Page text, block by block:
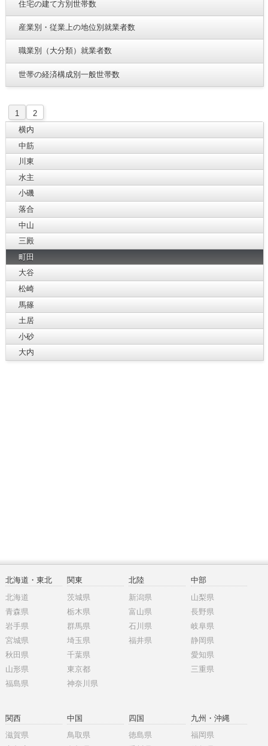
住宅の建て方別世帯数
産業別・従業上の地位別就業者数
職業別（大分類）就業者数
世帯の経済構成別一般世帯数
1
2
横内
中筋
川東
水主
小磯
落合
中山
三殿
町田
大谷
松崎
馬篠
土居
小砂
大内
北海道・東北
北海道
青森県
岩手県
宮城県
秋田県
山形県
福島県
関東
茨城県
栃木県
群馬県
埼玉県
千葉県
東京都
神奈川県
北陸
新潟県
富山県
石川県
福井県
中部
山梨県
長野県
岐阜県
静岡県
愛知県
三重県
関西
滋賀県
中国
鳥取県
四国
徳島県
九州・沖縄
福岡県